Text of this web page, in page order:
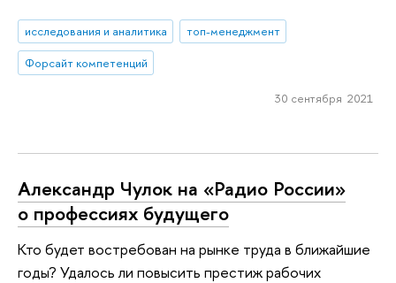
исследования и аналитика
топ-менеджмент
Форсайт компетенций
30 сентября 2021
Александр Чулок на «Радио России»
о профессиях будущего
Кто будет востребован на рынке труда в ближайшие
годы? Удалось ли повысить престиж рабочих